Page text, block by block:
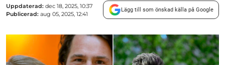
Uppdaterad: dec 18, 2025, 10:37
Publicerad: aug 05, 2025, 12:41
Lägg till som önskad källa på Google